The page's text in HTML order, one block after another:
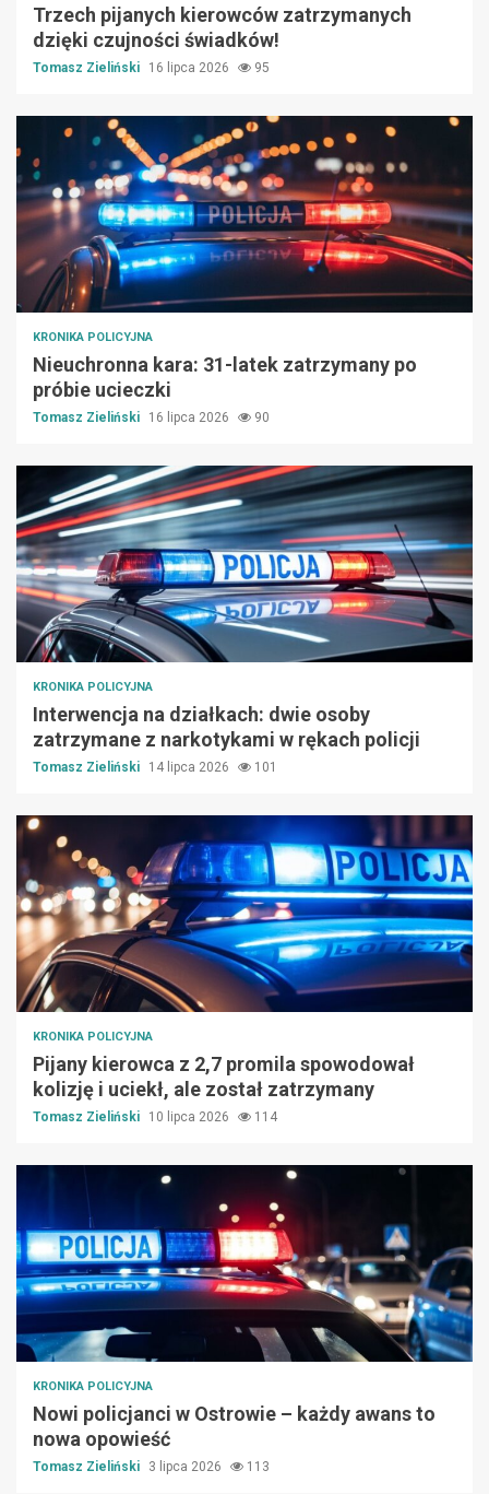
Trzech pijanych kierowców zatrzymanych
dzięki czujności świadków!
Tomasz Zieliński 16 lipca 2026 95
KRONIKA POLICYJNA
Nieuchronna kara: 31-latek zatrzymany po
próbie ucieczki
Tomasz Zieliński 16 lipca 2026 90
KRONIKA POLICYJNA
Interwencja na działkach: dwie osoby
zatrzymane z narkotykami w rękach policji
Tomasz Zieliński 14 lipca 2026 101
KRONIKA POLICYJNA
Pijany kierowca z 2,7 promila spowodował
kolizję i uciekł, ale został zatrzymany
Tomasz Zieliński 10 lipca 2026 114
KRONIKA POLICYJNA
Nowi policjanci w Ostrowie – każdy awans to
nowa opowieść
Tomasz Zieliński 3 lipca 2026 113